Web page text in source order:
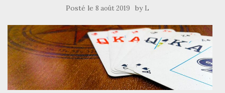
Posté le 8 août 2019 by L